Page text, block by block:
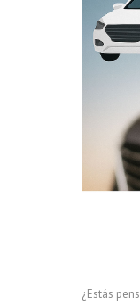
¿Estás